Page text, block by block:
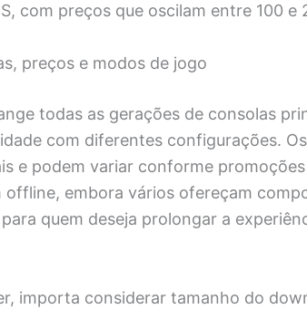
com preços que oscilam entre 100 e
preços e modos de jogo
todas as gerações de consolas
com diferentes configurações.
e podem variar conforme
offline, embora vários ofereçam
quem deseja prolongar a
importa considerar tamanho do